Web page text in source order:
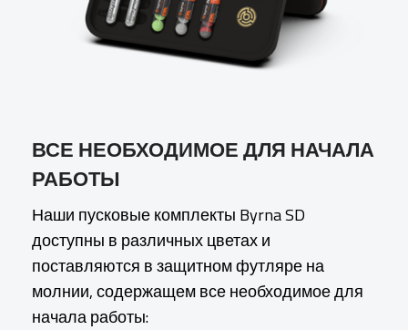
ВСЕ НЕОБХОДИМОЕ ДЛЯ НАЧАЛА
РАБОТЫ
Наши пусковые комплекты Byrna SD
доступны в различных цветах и
поставляются в защитном футляре на
молнии, содержащем все необходимое для
начала работы: